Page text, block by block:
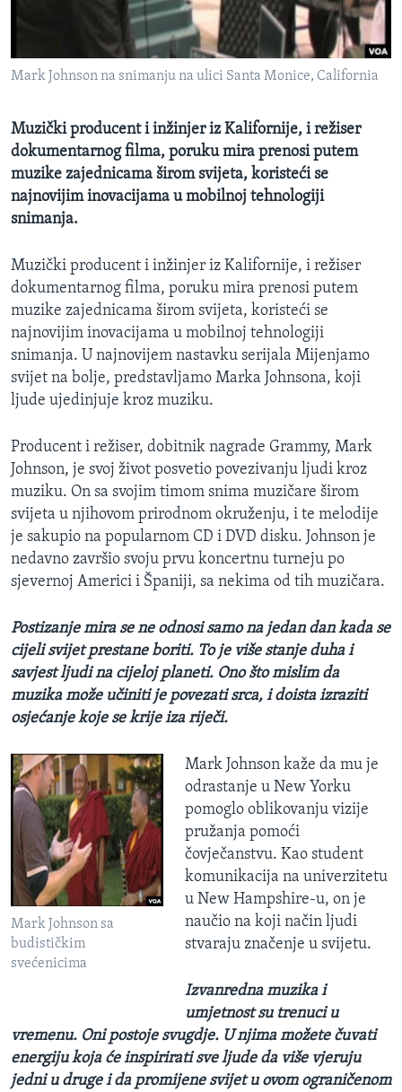
O GLASU AMERIKE
PRATITE NAS
Jezici
Mark Johnson na snimanju na ulici Santa Monice, California
Muzički producent i inžinjer iz Kalifornije, i režiser
dokumentarnog filma, poruku mira prenosi putem
muzike zajednicama širom svijeta, koristeći se
najnovijim inovacijama u mobilnoj tehnologiji
snimanja.
Muzički producent i inžinjer iz Kalifornije, i režiser
dokumentarnog filma, poruku mira prenosi putem
muzike zajednicama širom svijeta, koristeći se
najnovijim inovacijama u mobilnoj tehnologiji
snimanja. U najnovijem nastavku serijala Mijenjamo
svijet na bolje, predstavljamo Marka Johnsona, koji
ljude ujedinjuje kroz muziku.
Producent i režiser, dobitnik nagrade Grammy, Mark
Johnson, je svoj život posvetio povezivanju ljudi kroz
muziku. On sa svojim timom snima muzičare širom
svijeta u njihovom prirodnom okruženju, i te melodije
je sakupio na popularnom CD i DVD disku. Johnson je
nedavno završio svoju prvu koncertnu turneju po
sjevernoj Americi i Španiji, sa nekima od tih muzičara.
Postizanje mira se ne odnosi samo na jedan dan kada se
cijeli svijet prestane boriti. To je više stanje duha i
savjest ljudi na cijeloj planeti. Ono što mislim da
muzika može učiniti je povezati srca, i doista izraziti
osjećanje koje se krije iza riječi.
Mark Johnson sa
budističkim
svećenicima
Mark Johnson kaže da mu je
odrastanje u New Yorku
pomoglo oblikovanju vizije
pružanja pomoći
čovječanstvu. Kao student
komunikacija na univerzitetu
u New Hampshire-u, on je
naučio na koji način ljudi
stvaraju značenje u svijetu.
Izvanredna muzika i
umjetnost su trenuci u
vremenu. Oni postoje svugdje. U njima možete čuvati
energiju koja će inspirirati sve ljude da više vjeruju
jedni u druge i da promijene svijet u ovom ograničenom